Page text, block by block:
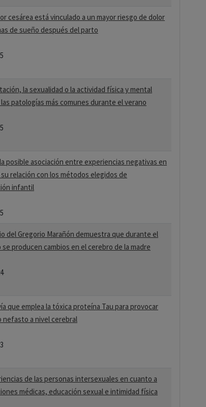
cesárea está vinculado a un mayor riesgo de dolor
de sueño después del parto
la sexualidad o la actividad física y mental
patologías más comunes durante el verano
posible asociación entre experiencias negativas en
relación con los métodos elegidos de
infantil
del Gregorio Marañón demuestra que durante el
se producen cambios en el cerebro de la madre
que emplea la tóxica proteína Tau para provocar
a nivel cerebral
de las personas intersexuales en cuanto a
médicas, educación sexual e intimidad física